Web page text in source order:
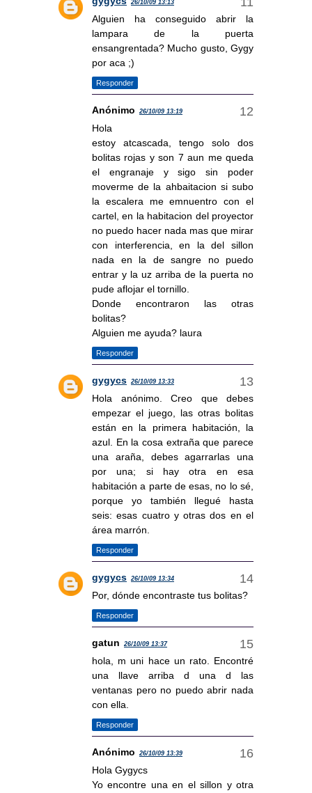
26/10/09 13:13
Alguien ha conseguido abrir la
lampara de la puerta
ensangrentada? Mucho gusto, Gygy
por aca ;)
Responder
Anónimo 26/10/09 13:19
Hola
estoy atcascada, tengo solo dos
bolitas rojas y son 7 aun me queda
el engranaje y sigo sin poder
moverme de la ahbaitacion si subo
la escalera me emnuentro con el
cartel, en la habitacion del proyector
no puedo hacer nada mas que mirar
con interferencia, en la del sillon
nada en la de sangre no puedo
entrar y la uz arriba de la puerta no
pude aflojar el tornillo.
Donde encontraron las otras
bolitas?
Alguien me ayuda? laura
Responder
gygycs 26/10/09 13:33
Hola anónimo. Creo que debes
empezar el juego, las otras bolitas
están en la primera habitación, la
azul. En la cosa extraña que parece
una araña, debes agarrarlas una
por una; si hay otra en esa
habitación a parte de esas, no lo sé,
porque yo también llegué hasta
seis: esas cuatro y otras dos en el
área marrón.
Responder
gygycs 26/10/09 13:34
Por, dónde encontraste tus bolitas?
Responder
gatun 26/10/09 13:37
hola, m uni hace un rato. Encontré
una llave arriba d una d las
ventanas pero no puedo abrir nada
con ella.
Responder
Anónimo 26/10/09 13:39
Hola Gygycs
Yo encontre una en el sillon y otra